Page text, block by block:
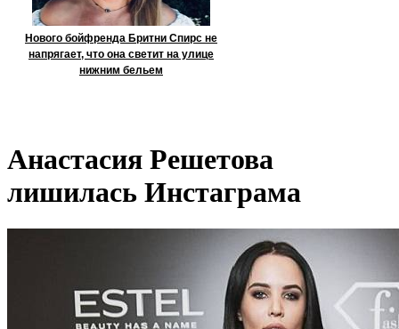
Нового бойфренда Бритни Спирс не
напрягает, что она светит на улице
нижним бельем
Анастасия Решетова
лишилась Инстаграма